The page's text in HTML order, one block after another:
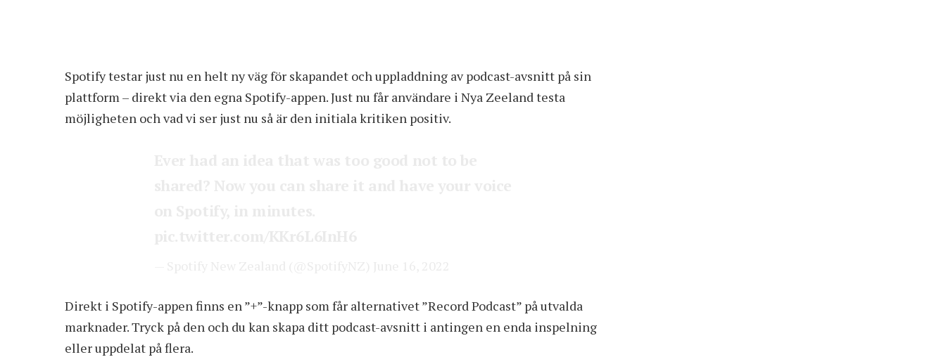
Spotify testar just nu en helt ny väg för skapandet och uppladdning av podcast-avsnitt på sin
plattform – direkt via den egna Spotify-appen. Just nu får användare i Nya Zeeland testa
möjligheten och vad vi ser just nu så är den initiala kritiken positiv.
Direkt i Spotify-appen finns en ”+”-knapp som får alternativet ”Record Podcast” på utvalda
marknader. Tryck på den och du kan skapa ditt podcast-avsnitt i antingen en enda inspelning
eller uppdelat på flera.